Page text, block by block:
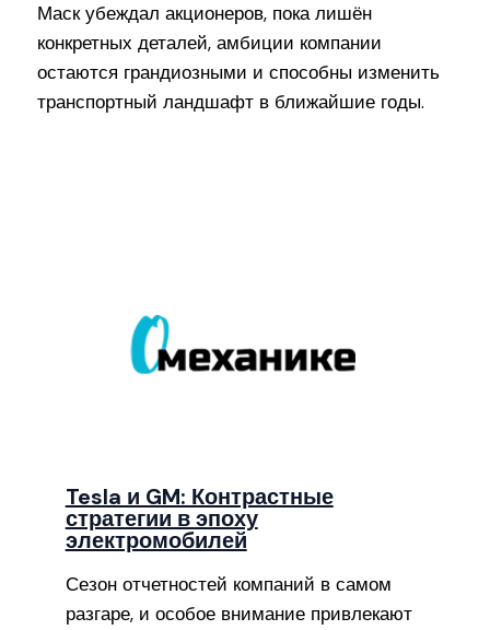
Маск убеждал акционеров, пока лишён
конкретных деталей, амбиции компании
остаются грандиозными и способны изменить
транспортный ландшафт в ближайшие годы.
Tesla и GM: Контрастные
стратегии в эпоху
электромобилей
Сезон отчетностей компаний в самом
разгаре, и особое внимание привлекают